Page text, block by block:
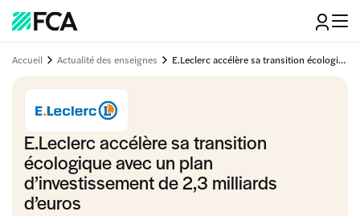
Accueil Actualité des enseignes E.Leclerc accélère sa transition écologique avec un plan d'investissement de 2,3 milliards d'euros
E.Leclerc accélère sa transition
écologique avec un plan
d’investissement de 2,3 milliards
d’euros